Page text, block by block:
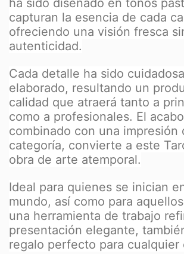
capturan la esencia de cada
ofreciendo una visión fresca
autenticidad.
Cada detalle ha sido
elaborado, resultando un
calidad que atraerá tanto a
como a profesionales. El
combinado con una impresión
categoría, convierte a este
obra de arte atemporal.
Ideal para quienes se inician
mundo, así como para
una herramienta de trabajo
presentación elegante,
regalo perfecto para cualquier